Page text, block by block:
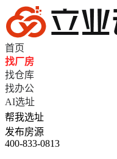
首页
找厂房
找仓库
找办公
AI选址
帮我选址
发布房源
400-833-0813